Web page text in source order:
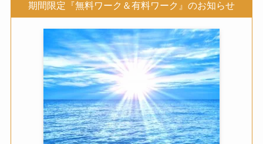
期間限定『無料ワーク＆有料ワーク』のお知らせ